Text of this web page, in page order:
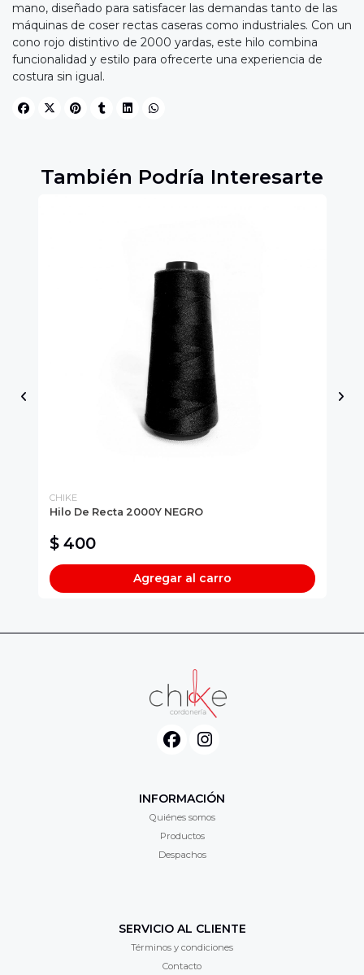
mano, diseñado para satisfacer las demandas tanto de las
máquinas de coser rectas caseras como industriales. Con un
cono rojo distintivo de 2000 yardas, este hilo combina
funcionalidad y estilo para ofrecerte una experiencia de
costura sin igual.
También Podría Interesarte
CHIKE
Hilo De Recta 2000Y NEGRO
$ 400
Agregar al carro
INFORMACIÓN
Quiénes somos
Productos
Despachos
SERVICIO AL CLIENTE
Términos y condiciones
Contacto